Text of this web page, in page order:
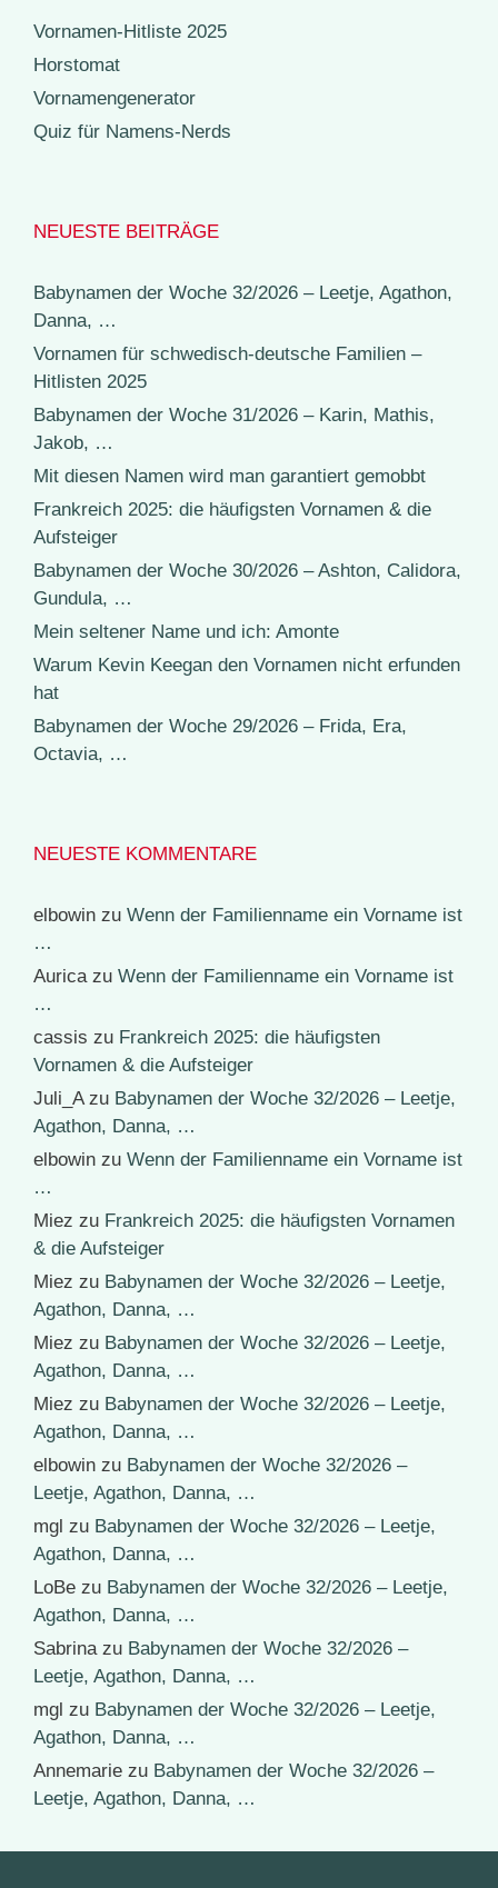
Vornamen-Hitliste 2025
Horstomat
Vornamengenerator
Quiz für Namens-Nerds
NEUESTE BEITRÄGE
Babynamen der Woche 32/2026 – Leetje, Agathon,
Danna, …
Vornamen für schwedisch-deutsche Familien –
Hitlisten 2025
Babynamen der Woche 31/2026 – Karin, Mathis,
Jakob, …
Mit diesen Namen wird man garantiert gemobbt
Frankreich 2025: die häufigsten Vornamen & die
Aufsteiger
Babynamen der Woche 30/2026 – Ashton, Calidora,
Gundula, …
Mein seltener Name und ich: Amonte
Warum Kevin Keegan den Vornamen nicht erfunden
hat
Babynamen der Woche 29/2026 – Frida, Era,
Octavia, …
NEUESTE KOMMENTARE
elbowin zu Wenn der Familienname ein Vorname ist
…
Aurica zu Wenn der Familienname ein Vorname ist
…
cassis zu Frankreich 2025: die häufigsten
Vornamen & die Aufsteiger
Juli_Azu Babynamen der Woche 32/2026 – Leetje,
Agathon, Danna, …
elbowin zu Wenn der Familienname ein Vorname ist
…
Miez zu Frankreich 2025: die häufigsten Vornamen
& die Aufsteiger
Miez zu Babynamen der Woche 32/2026 – Leetje,
Agathon, Danna, …
Miez zu Babynamen der Woche 32/2026 – Leetje,
Agathon, Danna, …
Miez zu Babynamen der Woche 32/2026 – Leetje,
Agathon, Danna, …
elbowin zu Babynamen der Woche 32/2026 –
Leetje, Agathon, Danna, …
mgl zu Babynamen der Woche 32/2026 – Leetje,
Agathon, Danna, …
LoBe zu Babynamen der Woche 32/2026 – Leetje,
Agathon, Danna, …
Sabrina zu Babynamen der Woche 32/2026 –
Leetje, Agathon, Danna, …
mgl zu Babynamen der Woche 32/2026 – Leetje,
Agathon, Danna, …
Annemarie zu Babynamen der Woche 32/2026 –
Leetje, Agathon, Danna, …